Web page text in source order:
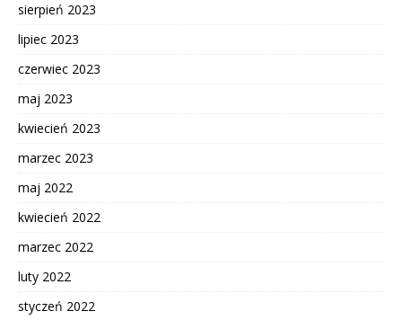
sierpień 2023
lipiec 2023
czerwiec 2023
maj 2023
kwiecień 2023
marzec 2023
maj 2022
kwiecień 2022
marzec 2022
luty 2022
styczeń 2022